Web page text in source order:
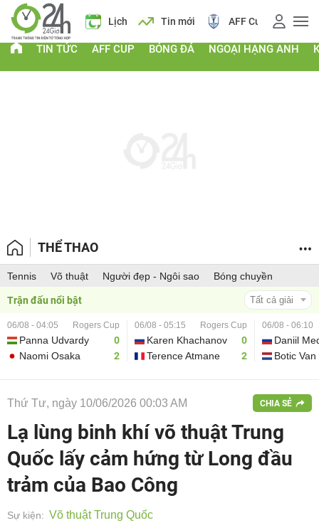
Lịch Tin mới AFF Cup Giá vàng
TIN TỨC AFF CUP BÓNG ĐÁ NGOẠI HẠNG ANH
THỂ THAO
Tennis Võ thuật Người đẹp - Ngôi sao Bóng chuyền
Trận đấu nổi bật Tất cả giải
06/08 - 04:05 Rogers Cup
Panna Udvardy
0
Naomi Osaka
2
06/08 - 05:15 Rogers Cup
Karen Khachanov
0
Terence Atmane
2
06/08 - 06:10
Daniil
Botic
Thứ Tư, ngày 10/06/2026 00:03 AM CHIA SẺ
Lạ lùng binh khí võ thuật Trung
Quốc lấy cảm hứng từ Long đầu
trảm của Bao Công
Sự kiện: Võ thuật Trung Quốc